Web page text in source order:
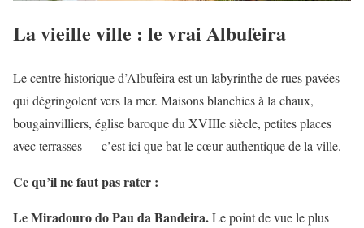
La vieille ville : le vrai Albufeira
Le centre historique d’Albufeira est un labyrinthe de rues pavées
qui dégringolent vers la mer. Maisons blanchies à la chaux,
bougainvilliers, église baroque du XVIIIe siècle, petites places
avec terrasses — c’est ici que bat le cœur authentique de la ville.
Ce qu’il ne faut pas rater :
Le Miradouro do Pau da Bandeira.Le point de vue le plus